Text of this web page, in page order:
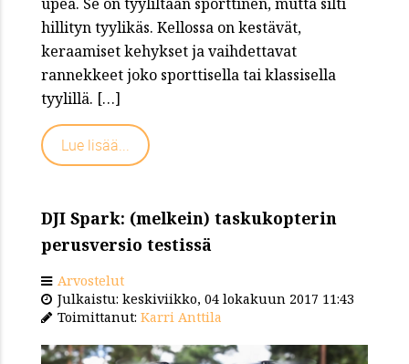
upea. Se on tyyliltään sporttinen, mutta silti
hillityn tyylikäs. Kellossa on kestävät,
keraamiset kehykset ja vaihdettavat
rannekkeet joko sporttisella tai klassisella
tyylillä. […]
Lue lisää...
DJI Spark: (melkein) taskukopterin
perusversio testissä
Arvostelut
Julkaistu: keskiviikko, 04 lokakuun 2017 11:43
Toimittanut: Karri Anttila